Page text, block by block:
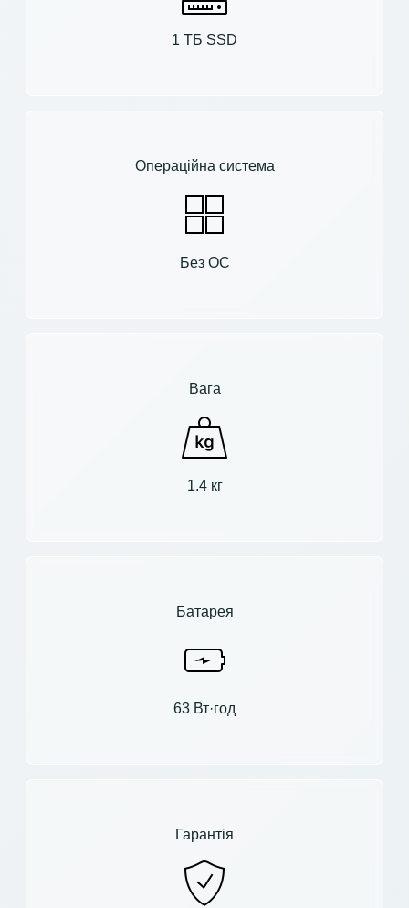
1 ТБ SSD
Операційна система
Без ОС
Вага
1.4 кг
Батарея
63 Вт·год
Гарантія